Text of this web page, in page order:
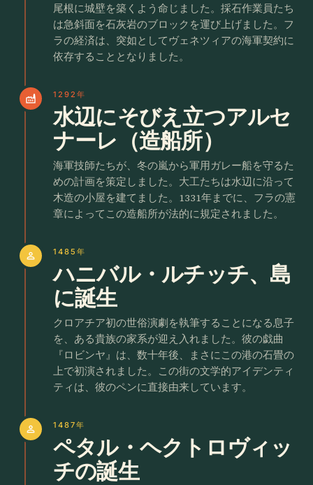
尾根に城壁を築くよう命じました。採石作業員たち
は急斜面を石灰岩のブロックを運び上げました。フ
ラの経済は、突如としてヴェネツィアの海軍契約に
依存することとなりました。
factory 1292年
水辺にそびえ立つアルセ
ナーレ（造船所）
海軍技師たちが、冬の嵐から軍用ガレー船を守るた
めの計画を策定しました。大工たちは水辺に沿って
木造の小屋を建てました。1331年までに、フラの憲
章によってこの造船所が法的に規定されました。
person 1485年
ハニバル・ルチッチ、島
に誕生
クロアチア初の世俗演劇を執筆することになる息子
を、ある貴族の家系が迎え入れました。彼の戯曲
『ロビンヤ』は、数十年後、まさにこの港の石畳の
上で初演されました。この街の文学的アイデンティ
ティは、彼のペンに直接由来しています。
person 1487年
ペタル・ヘクトロヴィッ
チの誕生